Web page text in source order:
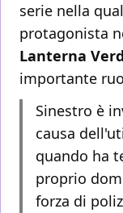
serie nella
protagonista
Lanterna
importante
Sinestro è
causa
quando ha
proprio
forza di